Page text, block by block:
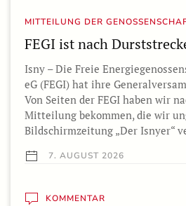
MITTEILUNG DER
FEGI ist nach
Isny – Die Freie
eG (FEGI) hat ihre
Von Seiten der FEGI haben wir
Mitteilung bekommen, die wir
Bildschirmzeitung „Der Isnyer“
7. AUGUST 2026
KOMMENTAR